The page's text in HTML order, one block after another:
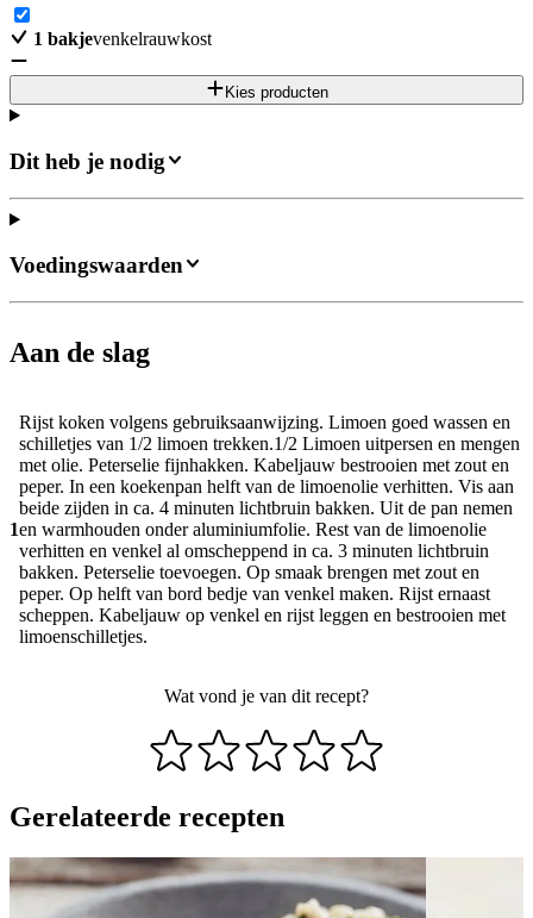
1 bakjevenkelrauwkost
Kies producten
Dit heb je nodig
Aan de slag
1
Rijst koken volgens gebruiksaanwijzing. Limoen goed wassen en
schilletjes van 1/2 limoen trekken.1/2 Limoen uitpersen en mengen
met olie. Peterselie fijnhakken. Kabeljauw bestrooien met zout en
peper. In een koekenpan helft van de limoenolie verhitten. Vis aan
beide zijden in ca. 4 minuten lichtbruin bakken. Uit de pan nemen
en warmhouden onder aluminiumfolie. Rest van de limoenolie
verhitten en venkel al omscheppend in ca. 3 minuten lichtbruin
bakken. Peterselie toevoegen. Op smaak brengen met zout en
peper. Op helft van bord bedje van venkel maken. Rijst ernaast
scheppen. Kabeljauw op venkel en rijst leggen en bestrooien met
limoenschilletjes.
Wat vond je van dit recept?
Voedingswaarden
Gerelateerde recepten